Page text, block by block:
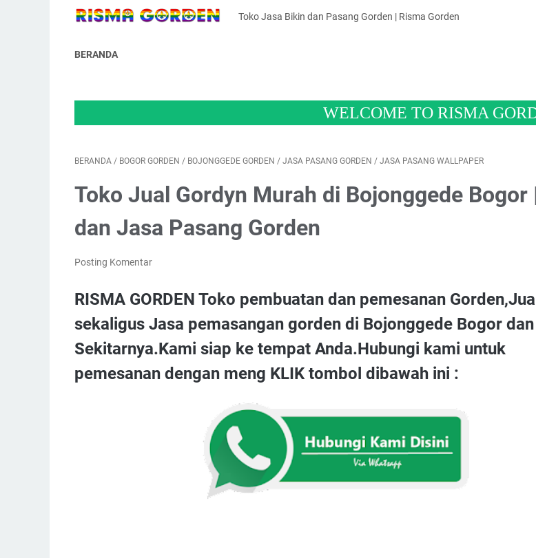
Toko Jasa Bikin dan Pasang Gorden | Risma Gorden
BERANDA
WELCOME TO RISMA GORDEN
BERANDA / BOGOR GORDEN / BOJONGGEDE GORDEN / JASA PASANG GORDEN / JASA PASANG WALLPAPER
Toko Jual Gordyn Murah di Bojonggede Bogor
dan Jasa Pasang Gorden
Posting Komentar
RISMA GORDEN Toko pembuatan dan pemesanan Gorden,Jual
sekaligus Jasa pemasangan gorden di Bojonggede Bogor dan
Sekitarnya.Kami siap ke tempat Anda.Hubungi kami untuk
pemesanan dengan meng KLIK tombol dibawah ini :